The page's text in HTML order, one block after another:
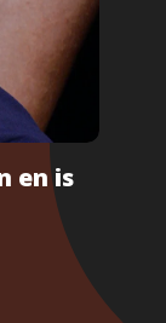
en is